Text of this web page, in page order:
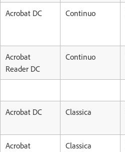
Acrobat DC Continuo
Acrobat
Reader DC
Continuo
Acrobat DC Classica
Acrobat
Classica